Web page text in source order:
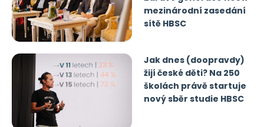
mezinárodní zasedání
sítě HBSC
Jak dnes (doopravdy)
žijí české děti? Na 250
školách právě startuje
nový sběr studie HBSC